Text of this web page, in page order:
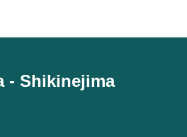
- Shikinejima